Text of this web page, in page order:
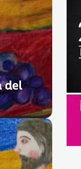
del